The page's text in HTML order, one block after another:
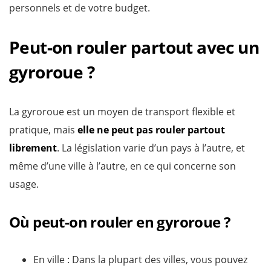
personnels et de votre budget.
Peut-on rouler partout avec un
gyroroue ?
La gyroroue est un moyen de transport flexible et
pratique, mais elle ne peut pas rouler partout
librement. La législation varie d’un pays à l’autre, et
même d’une ville à l’autre, en ce qui concerne son
usage.
Où peut-on rouler en gyroroue ?
En ville : Dans la plupart des villes, vous pouvez